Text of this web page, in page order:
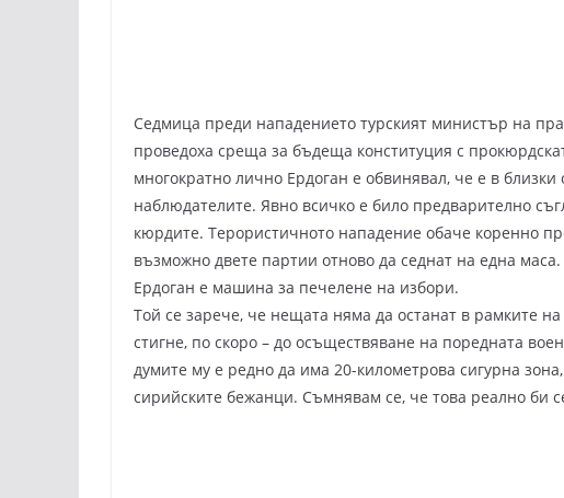
Седмица преди нападението турският министър на
проведоха среща за бъдеща конституция с
многократно лично Ердоган е обвинявал, че е в
наблюдателите. Явно всичко е било предварително
кюрдите. Терористичното нападение обаче коренно
възможно двете партии отново да седнат на една маса.
Ердоган е машина за печелене на избори.
Той се зарече, че нещата няма да останат в рамките
стигне, по скоро – до осъществяване на поредната
думите му е редно да има 20-километрова сигурна
сирийските бежанци. Съмнявам се, че това реално би